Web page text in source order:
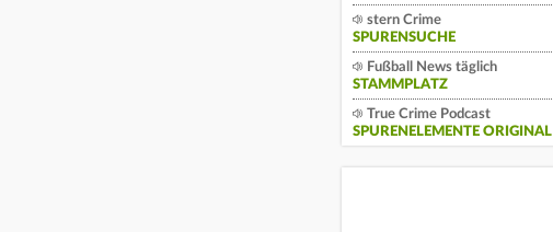
stern Crime
SPURENSUCHE
Fußball News täglich
STAMMPLATZ
True Crime Podcast
SPURENELEMENTE ORIGINAL